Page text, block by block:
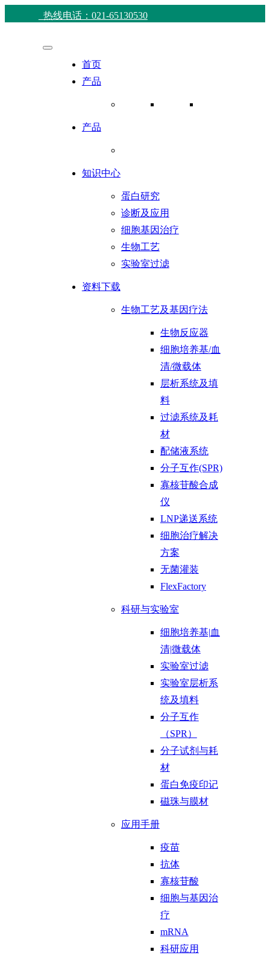
热线电话：021-65130530
首页
产品
产品
知识中心
蛋白研究
诊断及应用
细胞基因治疗
生物工艺
实验室过滤
资料下载
生物工艺及基因疗法
生物反应器
细胞培养基/血
清/微载体
层析系统及填
料
过滤系统及耗
材
配储液系统
分子互作(SPR)
寡核苷酸合成
仪
LNP递送系统
细胞治疗解决
方案
无菌灌装
FlexFactory
科研与实验室
细胞培养基|血
清|微载体
实验室过滤
实验室层析系
统及填料
分子互作
（SPR）
分子试剂与耗
材
蛋白免疫印记
磁珠与膜材
应用手册
疫苗
抗体
寡核苷酸
细胞与基因治
疗
mRNA
科研应用